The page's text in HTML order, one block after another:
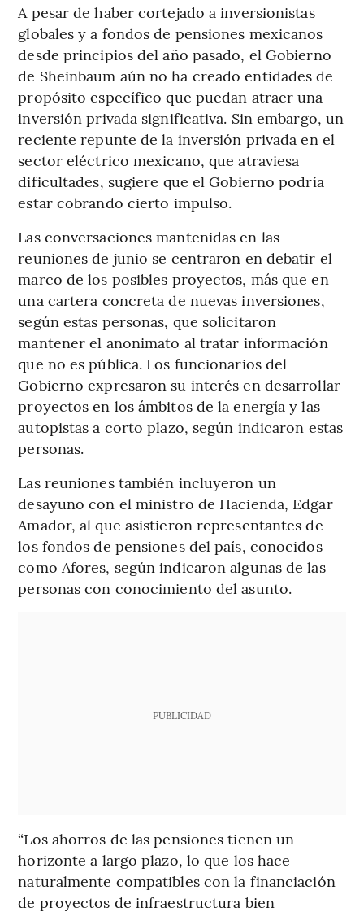
A pesar de haber cortejado a inversionistas
globales y a fondos de pensiones mexicanos
desde principios del año pasado, el Gobierno
de Sheinbaum aún no ha creado entidades de
propósito específico que puedan atraer una
inversión privada significativa. Sin embargo, un
reciente repunte de la inversión privada en el
sector eléctrico mexicano, que atraviesa
dificultades, sugiere que el Gobierno podría
estar cobrando cierto impulso.
Las conversaciones mantenidas en las
reuniones de junio se centraron en debatir el
marco de los posibles proyectos, más que en
una cartera concreta de nuevas inversiones,
según estas personas, que solicitaron
mantener el anonimato al tratar información
que no es pública. Los funcionarios del
Gobierno expresaron su interés en desarrollar
proyectos en los ámbitos de la energía y las
autopistas a corto plazo, según indicaron estas
personas.
Las reuniones también incluyeron un
desayuno con el ministro de Hacienda, Edgar
Amador, al que asistieron representantes de
los fondos de pensiones del país, conocidos
como Afores, según indicaron algunas de las
personas con conocimiento del asunto.
PUBLICIDAD
“Los ahorros de las pensiones tienen un
horizonte a largo plazo, lo que los hace
naturalmente compatibles con la financiación
de proyectos de infraestructura bien